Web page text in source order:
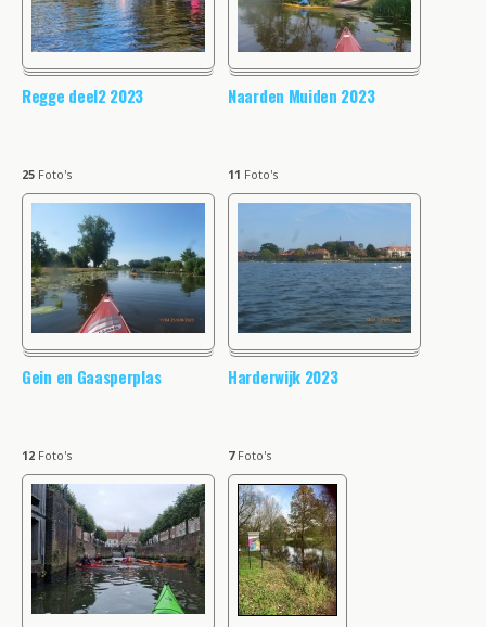
Regge deel2 2023
25 Foto's
Naarden Muiden 2023
11 Foto's
Gein en Gaasperplas
12 Foto's
Harderwijk 2023
7Foto's